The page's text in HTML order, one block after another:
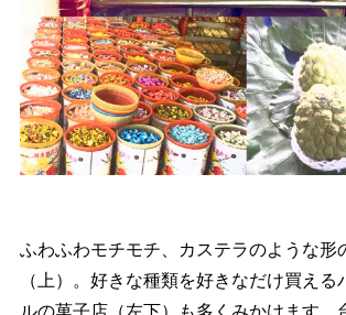
ふわふわモチモチ、カステラのような形
（上）。好きな種類を好きなだけ買える
ルの菓子店（左下）も多くみかけます。